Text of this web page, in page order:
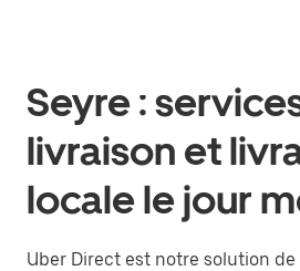
Seyre :
livraison et
locale le jour
Uber Direct est notre solution